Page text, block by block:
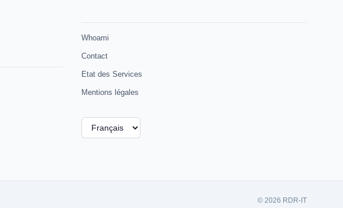
Whoami
Contact
Etat des Services
Mentions légales
Choisir
une
© 2026 RDR-IT